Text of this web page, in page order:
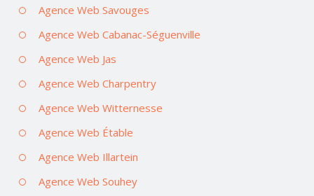
Agence Web Savouges
Agence Web Cabanac-Séguenville
Agence Web Jas
Agence Web Charpentry
Agence Web Witternesse
Agence Web Étable
Agence Web Illartein
Agence Web Souhey